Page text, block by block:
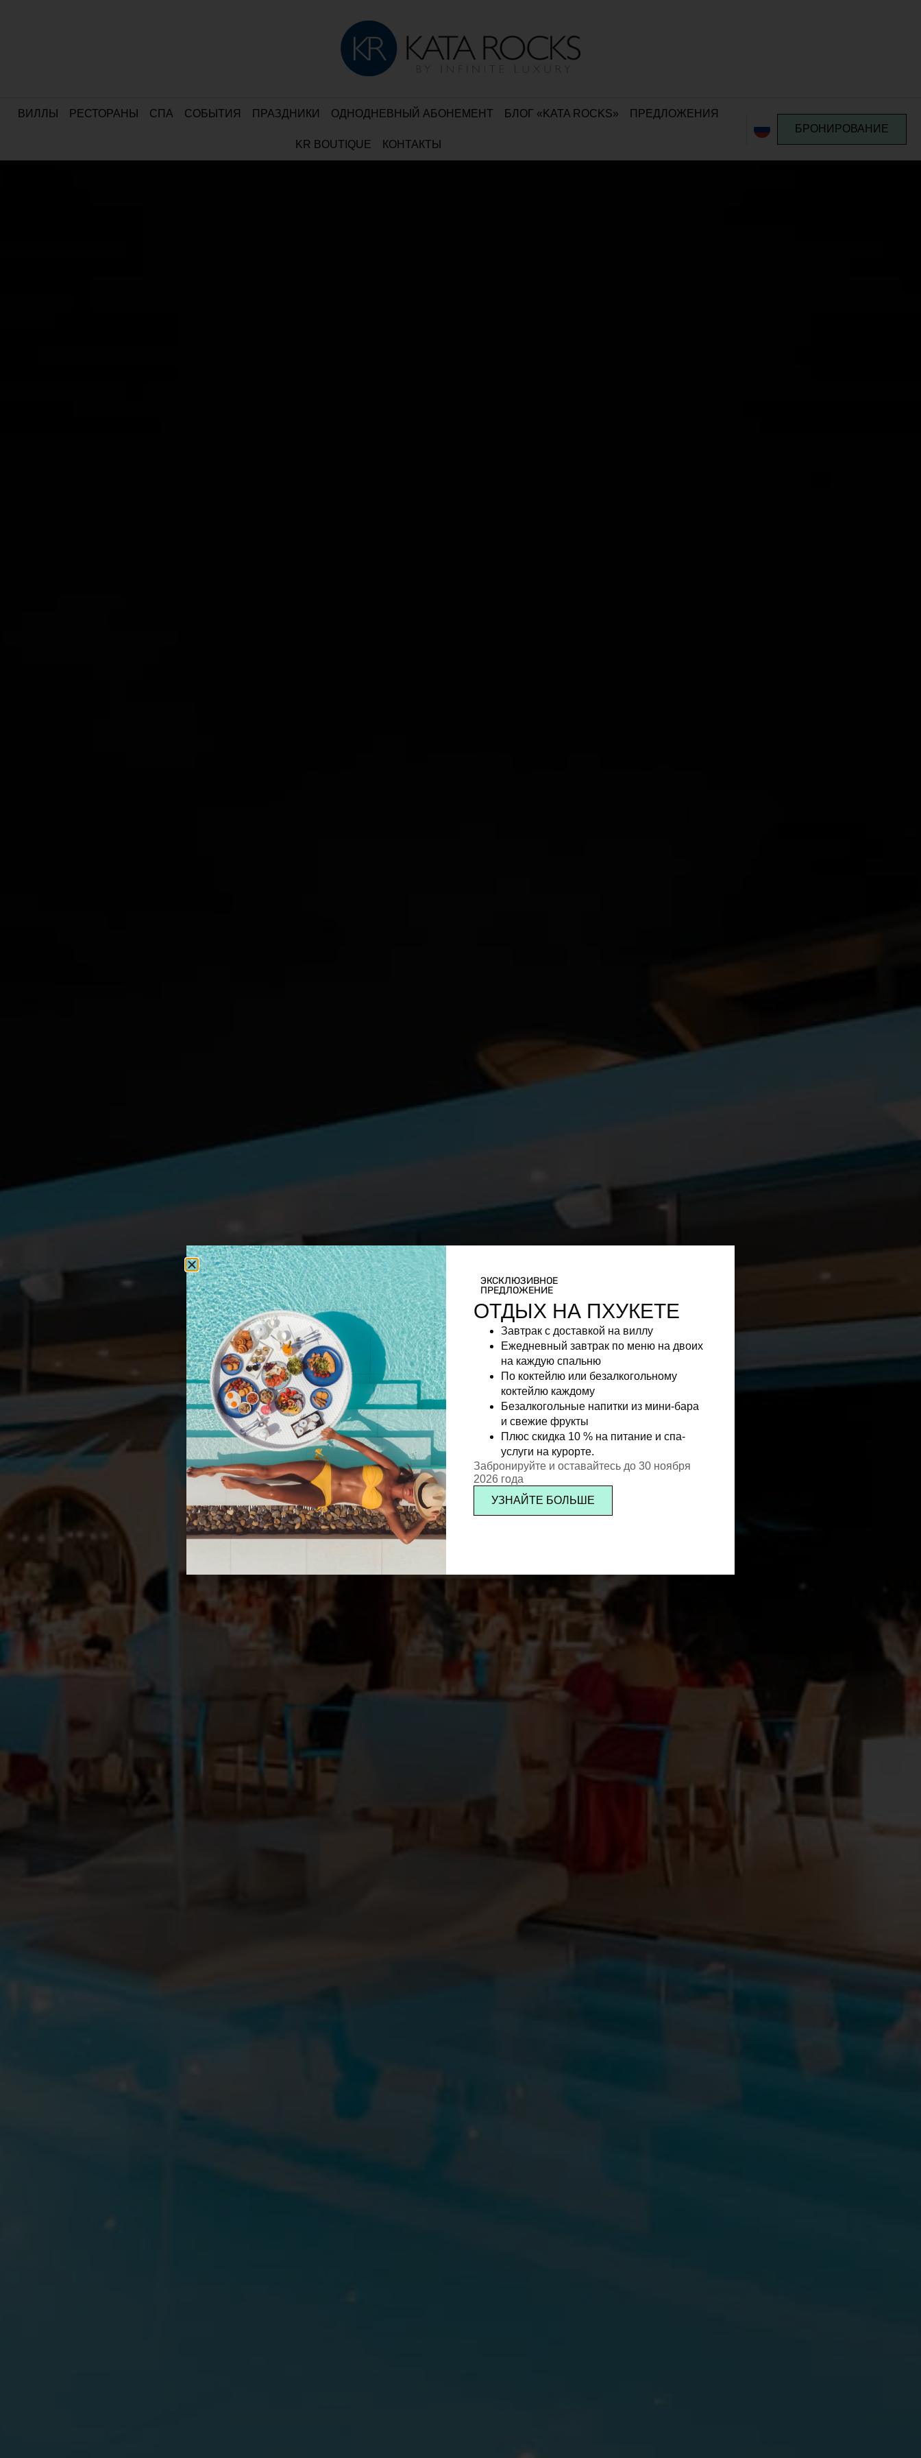
ВИЛЛЫ РЕСТОРАНЫ СПА СОБЫТИЯ ПРАЗДНИКИ ОДНОДНЕВНЫЙ АБОНЕМЕНТ БЛОГ «KATA ROCKS» ПРЕДЛОЖЕНИЯ
KR BOUTIQUE КОНТАКТЫ
БРОНИРОВАНИЕ
ЭКСКЛЮЗИВНОЕ
ПРЕДЛОЖЕНИЕ
ОТДЫХ НА ПХУКЕТЕ
Завтрак с доставкой на виллу
Ежедневный завтрак по меню на двоих
на каждую спальню
По коктейлю или безалкогольному
коктейлю каждому
Безалкогольные напитки из мини-бара
и свежие фрукты
Плюс скидка 10 % на питание и спа-
услуги на курорте.
Забронируйте и оставайтесь до 30 ноября
2026 года
УЗНАЙТЕ БОЛЬШЕ